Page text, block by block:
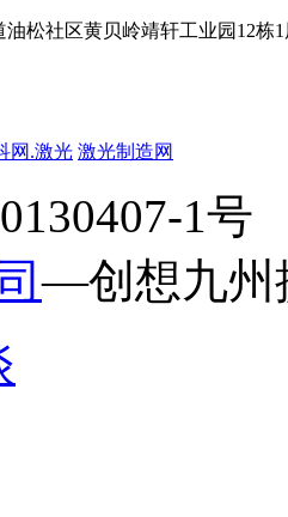
松社区黄贝岭靖轩工业园12栋1
网.激光 激光制造网
1号
—创想九州